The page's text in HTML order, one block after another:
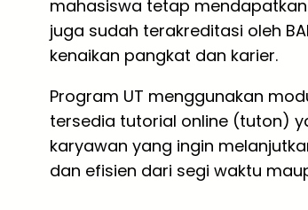
mahasiswa tetap
juga sudah terakreditasi oleh
kenaikan pangkat dan karier.
Program UT menggunakan
tersedia tutorial online (tuton)
karyawan yang ingin
dan efisien dari segi waktu